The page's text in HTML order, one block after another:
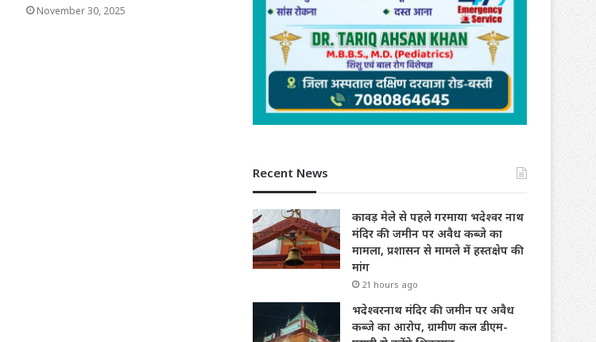
November 30, 2025
Recent News
कावड़ मेले से पहले गरमाया भदेश्वर नाथ
मंदिर की जमीन पर अवैध कब्जे का
मामला, प्रशासन से मामले में हस्तक्षेप की
मांग
21 hours ago
भदेश्वरनाथ मंदिर की जमीन पर अवैध
कब्जे का आरोप, ग्रामीण कल डीएम-